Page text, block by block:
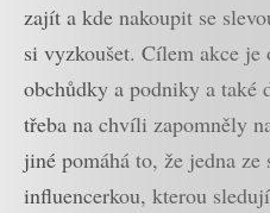
zajít a kde nakoupit se
si vyzkoušet. Cílem akce je
obchůdky a podniky a také
třeba na chvíli zapomněly
jiné pomáhá to, že jedna ze
influencerkou, kterou